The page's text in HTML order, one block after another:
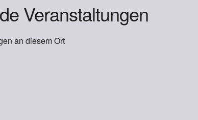
Veranstaltungen
an diesem Ort